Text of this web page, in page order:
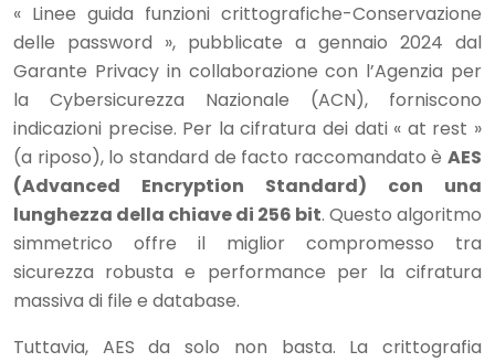
« Linee guida funzioni crittografiche-Conservazione
delle password », pubblicate a gennaio 2024 dal
Garante Privacy in collaborazione con l’Agenzia per
la Cybersicurezza Nazionale (ACN), forniscono
indicazioni precise. Per la cifratura dei dati « at rest »
(a riposo), lo standard de facto raccomandato è AES
(Advanced Encryption Standard) con una
lunghezza della chiave di 256 bit. Questo algoritmo
simmetrico offre il miglior compromesso tra
sicurezza robusta e performance per la cifratura
massiva di file e database.
Tuttavia, AES da solo non basta. La crittografia